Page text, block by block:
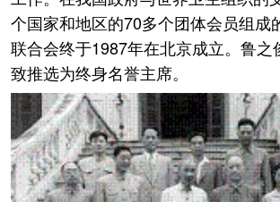
个国家和地区的70多个团体会员组成
联合会终于1987年在北京成立。鲁之
致推选为终身名誉主席。